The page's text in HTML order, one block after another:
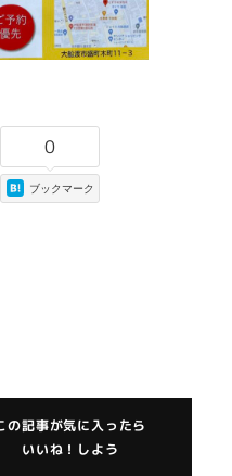
0
ブックマーク
の記事が気に入ったら
いいね！しよう